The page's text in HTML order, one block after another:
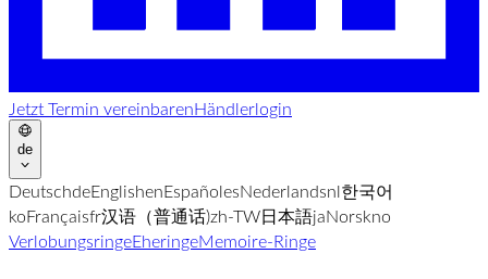
Jetzt Termin vereinbarenHändlerlogin
de
DeutschdeEnglishenEspañolesNederlandsnl한국어
koFrançaisfr汉语（普通话)zh-TW日本語jaNorskno
VerlobungsringeEheringeMemoire-Ringe